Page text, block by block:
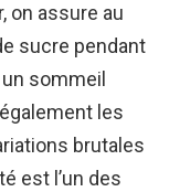
on assure au
sucre pendant
sommeil
les
brutales
est l’un des